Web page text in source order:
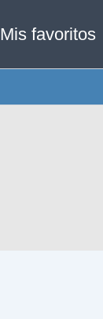
Mis favoritos